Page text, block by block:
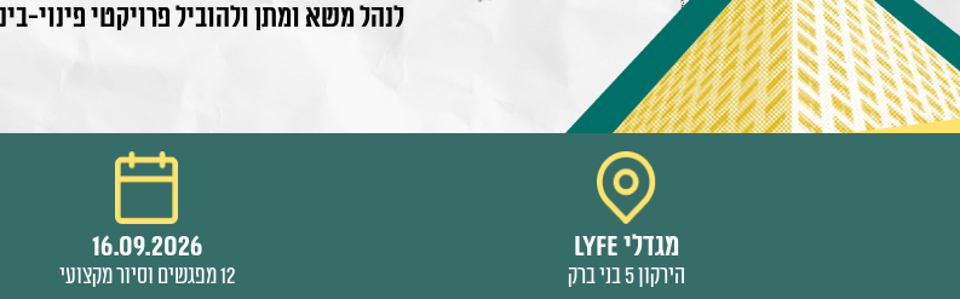
לנהל משא ומתן ולהוביל פרויקטי פינוי-
מגדלי LYFE
הירקון 5 בני ברק
16.09.2026
12 מפגשים וסיור מקצועי